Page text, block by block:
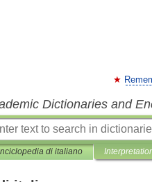
Dictionaries and
di italiano